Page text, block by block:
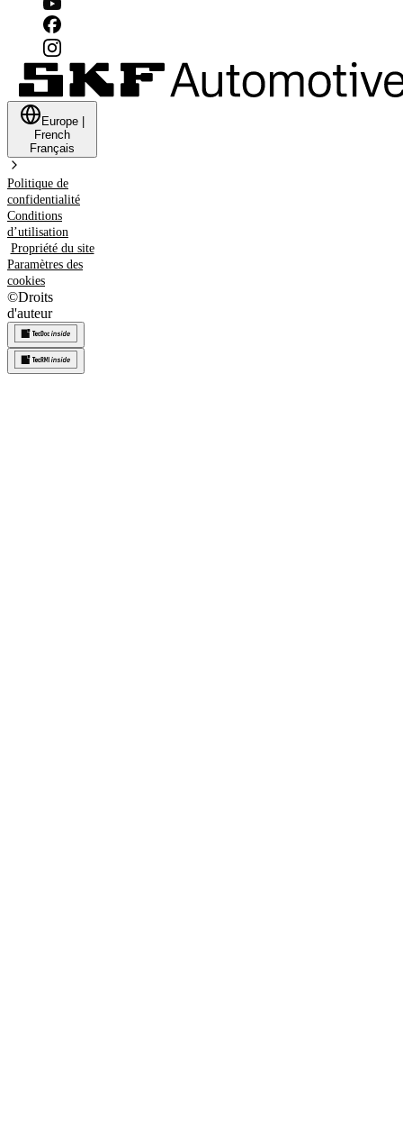
Europe
French
Français
Politique de
confidentialité
Conditions
d’utilisation
Propriété du site
Paramètres des
cookies
©Droits
d'auteur